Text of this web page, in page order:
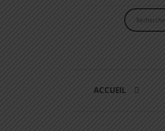
ACCUEIL